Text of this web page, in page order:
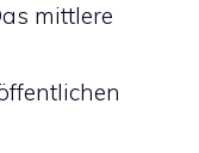
mittlere